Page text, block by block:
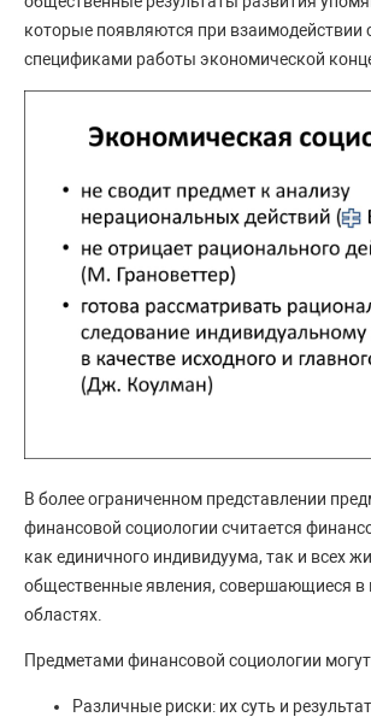
которые появляются при взаимодействии
спецификами работы экономической
В более ограниченном представлении
финансовой социологии считается
как единичного индивидуума, так и всех
общественные явления, совершающиеся в
областях.
Предметами финансовой социологии
Различные риски: их суть и